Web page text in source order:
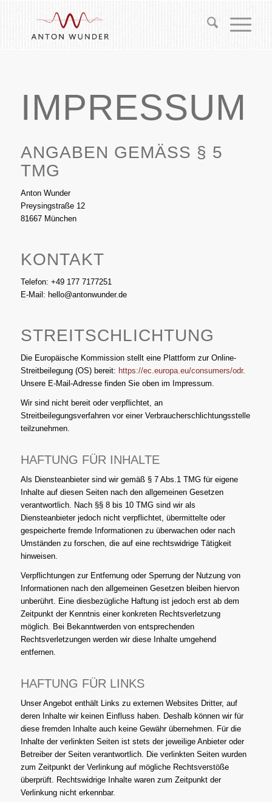
IMPRESSUM
ANGABEN GEMÄSS § 5 T
MG
Anton Wunder
Preysingstraße 12
81667 München
KONTAKT
Telefon: +49 177 7177251
E-Mail: hello@antonwunder.de
STREITSCHLICHTUNG
Die Europäische Kommission stellt eine Plattform zur Online-
Streitbeilegung (OS) bereit: https://ec.europa.eu/consumers/odr.
Unsere E-Mail-Adresse finden Sie oben im Impressum.
Wir sind nicht bereit oder verpflichtet, an
Streitbeilegungsverfahren vor einer Verbraucherschlichtungsstelle
teilzunehmen.
HAFTUNG FÜR INHALTE
Als Diensteanbieter sind wir gemäß § 7 Abs.1 TMG für eigene
Inhalte auf diesen Seiten nach den allgemeinen Gesetzen
verantwortlich. Nach §§ 8 bis 10 TMG sind wir als
Diensteanbieter jedoch nicht verpflichtet, übermittelte oder
gespeicherte fremde Informationen zu überwachen oder nach
Umständen zu forschen, die auf eine rechtswidrige Tätigkeit
hinweisen.
Verpflichtungen zur Entfernung oder Sperrung der Nutzung von
Informationen nach den allgemeinen Gesetzen bleiben hiervon
unberührt. Eine diesbezügliche Haftung ist jedoch erst ab dem
Zeitpunkt der Kenntnis einer konkreten Rechtsverletzung
möglich. Bei Bekanntwerden von entsprechenden
Rechtsverletzungen werden wir diese Inhalte umgehend
entfernen.
HAFTUNG FÜR LINKS
Unser Angebot enthält Links zu externen Websites Dritter, auf
deren Inhalte wir keinen Einfluss haben. Deshalb können wir für
diese fremden Inhalte auch keine Gewähr übernehmen. Für die
Inhalte der verlinkten Seiten ist stets der jeweilige Anbieter oder
Betreiber der Seiten verantwortlich. Die verlinkten Seiten wurden
zum Zeitpunkt der Verlinkung auf mögliche Rechtsverstöße
überprüft. Rechtswidrige Inhalte waren zum Zeitpunkt der
Verlinkung nicht erkennbar.